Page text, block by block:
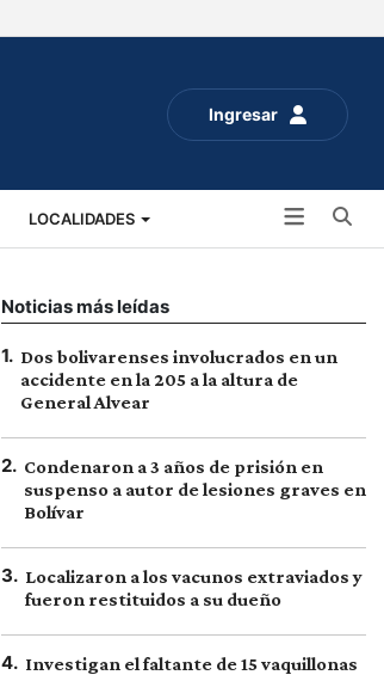
Ingresar
LOCALIDADES
Noticias más leídas
1. Dos bolivarenses involucrados en un
accidente en la 205 a la altura de
General Alvear
2. Condenaron a 3 años de prisión en
suspenso a autor de lesiones graves en
Bolívar
3. Localizaron a los vacunos extraviados y
fueron restituidos a su dueño
4. Investigan el faltante de 15 vaquillonas